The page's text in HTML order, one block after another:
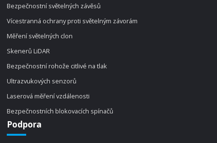
Bezpečnostní světelných závěsů
Vícestranná ochrany proti světelným závorám
Měření světelných clon
Skenerů LiDAR
Bezpečnostní rohože citlivé na tlak
Ultrazvukových senzorů
Laserová měření vzdálenosti
Bezpečnostních blokovacích spínačů
Podpora